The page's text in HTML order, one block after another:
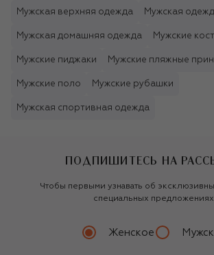
Мужская верхняя одежда Мужская
Мужская домашняя одежда Мужские
Мужские пиджаки Мужские пляжные
Мужские поло Мужские рубашки
Мужская спортивная одежда
ПОДПИШИТЕСЬ НА
Чтобы первыми узнавать об
специальных предложениях
Женское